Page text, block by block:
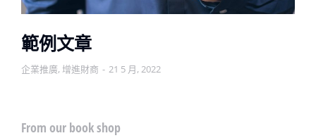
範例文章
企業推廣, 增進財商 21 5 月, 2022
From our book shop